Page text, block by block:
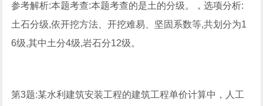
参考解析:本题考查:本题考查的是土的分级。，选项分析:
土石分级,依开挖方法、开挖难易、坚固系数等,共划分为1
6级,其中土分4级,岩石分12级。
第3题:某水利建筑安装工程的建筑工程单价计算中，人工